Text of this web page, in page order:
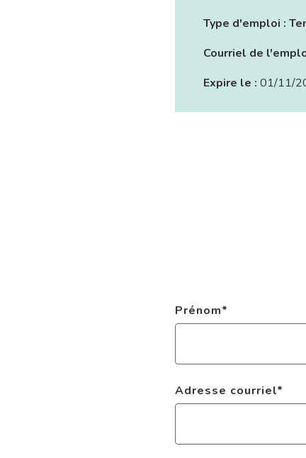
Type d'emploi :
Courriel de
Expire le : 01/11/
Prénom*
Adresse courriel*